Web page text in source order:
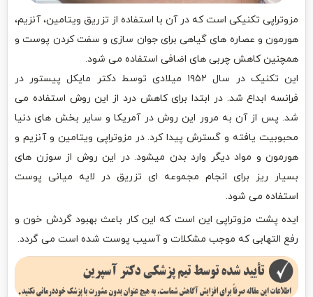
مزوتراپی تکنیکی است که در آن با استفاده از تزریق ویتامین، آنزیم،
هورمون و عصاره های گیاهی برای جوان سازی و سفت کردن پوست و
همچنین کاهش چربی های اضافی استفاده می شود.
این تکنیک در سال ۱۹۵۲ میلادی توسط دکتر مایکل پیستور در
فرانسه ابداع شد. در ابتدا برای کاهش درد از این روش استفاده می
شد. پس از آن به مرور این روش در آمریکا و سایر بخش های دنیا
محبوبیت یافته و گسترش پیدا کرد. در مزوتراپی ویتامین و آنزیم و
هورمون و مواد دیگر وارد بدن میشود. در این روش از سوزن های
بسیار ریز برای انجام مجموعه ای تزریق در لایه میانی پوست
استفاده می شود.
ایده پشت مزوتراپی این است که این کار باعث بهبود گردش خون و
رفع التهابی که موجب مشکلات و آسیب پوست شده است می گردد.